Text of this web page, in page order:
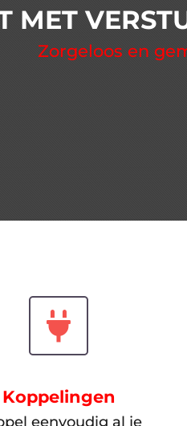
MET
Zorgeloos en
Koppelingen
eenvoudig al je